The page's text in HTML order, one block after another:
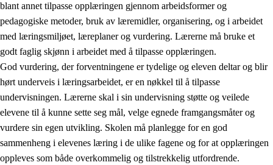
blant annet tilpasse opplæringen gjennom arbeidsformer og
pedagogiske metoder, bruk av læremidler, organisering, og i arbeidet
med læringsmiljøet, læreplaner og vurdering. Lærerne må bruke et
godt faglig skjønn i arbeidet med å tilpasse opplæringen.
God vurdering, der forventningene er tydelige og eleven deltar og blir
hørt underveis i læringsarbeidet, er en nøkkel til å tilpasse
undervisningen. Lærerne skal i sin undervisning støtte og veilede
elevene til å kunne sette seg mål, velge egnede framgangsmåter og
vurdere sin egen utvikling. Skolen må planlegge for en god
sammenheng i elevenes læring i de ulike fagene og for at opplæringen
oppleves som både overkommelig og tilstrekkelig utfordrende.